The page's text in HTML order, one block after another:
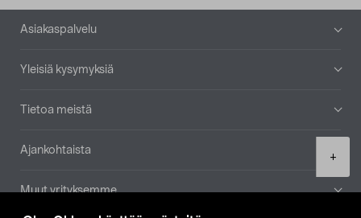
+
Alatunniste
Asiakaspalvelu
Yleisiä kysymyksiä
Tietoa meistä
Ajankohtaista
Muut yrityksemme